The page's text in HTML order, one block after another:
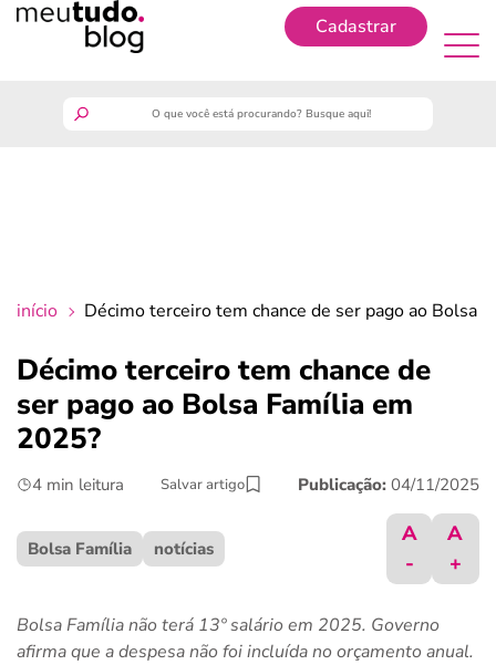
Cadastrar
crédito fácil
início Décimo terceiro tem chance de ser pago ao Bolsa
Décimo terceiro tem chance de
ser pago ao Bolsa Família em
2025?
4 min leitura Salvar artigo Publicação: 04/11/2025
Bolsa Família notícias
A
-
A
+
Bolsa Família não terá 13º salário em 2025. Governo
afirma que a despesa não foi incluída no orçamento anual.